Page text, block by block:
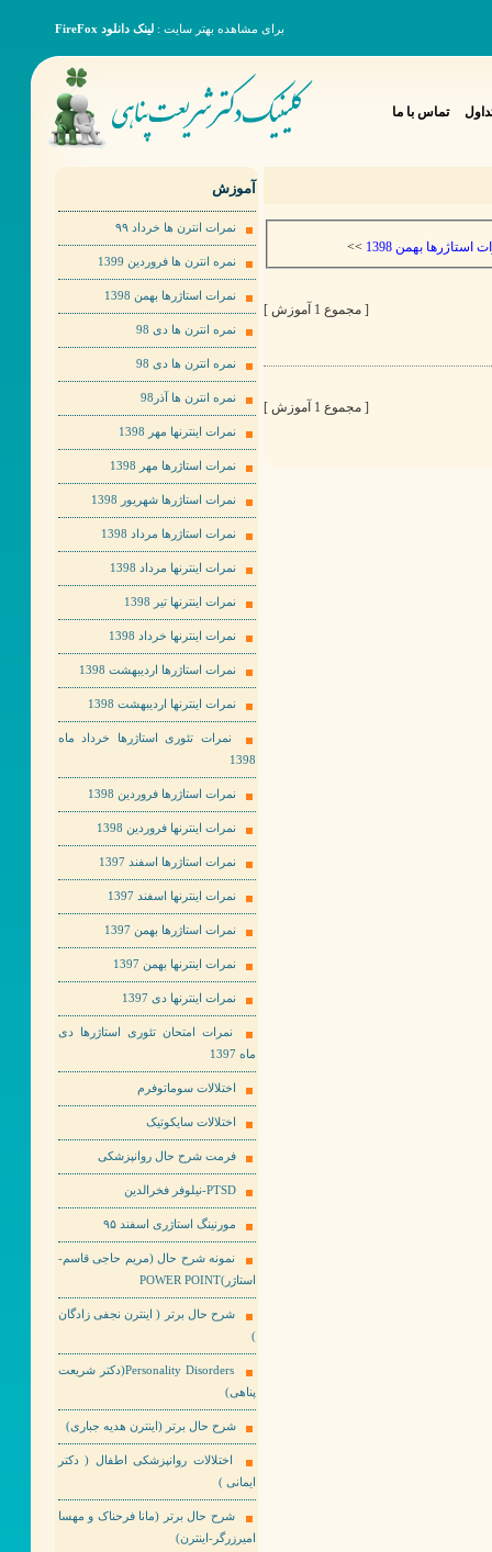
برای مشاهده بهتر سایت : لینک دانلود FireFox
تماس با ما
استاژرها بهمن 1398 >>
[ مجموع 1 آموزش ]
[ مجموع 1 آموزش ]
آموزش
نمرات انترن ها خرداد ٩٩
نمره انترن ها فروردین 1399
نمرات استاژرها بهمن 1398
نمره انترن ها دی 98
نمره انترن ها دی 98
نمره انترن ها آذر98
نمرات اینترنها مهر 1398
نمرات استاژرها مهر 1398
نمرات استاژرها شهریور 1398
نمرات استاژرها مرداد 1398
نمرات اینترنها مرداد 1398
نمرات اینترنها تیر 1398
نمرات اینترنها خرداد 1398
نمرات استاژرها اردیبهشت 1398
نمرات اینترنها اردیبهشت 1398
نمرات تئوری استاژرها خرداد ماه
1398
نمرات استاژرها فروردین 1398
نمرات اینترنها فروردین 1398
نمرات استاژرها اسفند 1397
نمرات اینترنها اسفند 1397
نمرات استاژرها بهمن 1397
نمرات اینترنها بهمن 1397
نمرات اینترنها دی 1397
نمرات امتحان تئوری استاژرها دی
ماه 1397
اختلالات سوماتوفرم
اختلالات سایکوتیک
فرمت شرح حال روانپزشکی
PTSD-نیلوفر فخرالدین
مورنینگ استاژری اسفند ۹۵
نمونه شرح حال (مریم حاجی قاسم-
استاژر)POWER POINT
شرح حال برتر ( اینترن نجفی زادگان
)
Personality Disorders(دکتر شریعت
پناهی)
شرح حال برتر (اینترن هدیه جباری)
اختلالات روانپزشکی اطفال ( دکتر
ایمانی )
شرح حال برتر (مانا فرحناک و مهسا
امیرزرگر-اینترن)